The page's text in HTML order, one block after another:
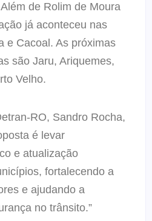
Além de Rolim de Moura
já aconteceu nas
e Cacoal. As próximas
são Jaru, Ariquemes,
Velho.
RO, Sandro Rocha,
é levar
e atualização
fortalecendo a
e ajudando a
no trânsito.”